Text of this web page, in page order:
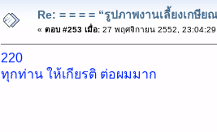
Re: = = = = “รูปภาพงานเลี้ยงเกษี
« ตอบ #253 เมื่อ:27 พฤศจิกายน 2552, 23:04:29
220
ทุกท่าน ให้เกียรติ ต่อผมมาก